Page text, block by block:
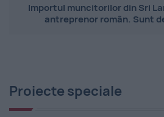
Importul muncitorilor din Sri
antreprenor român. Sunt
Proiecte speciale